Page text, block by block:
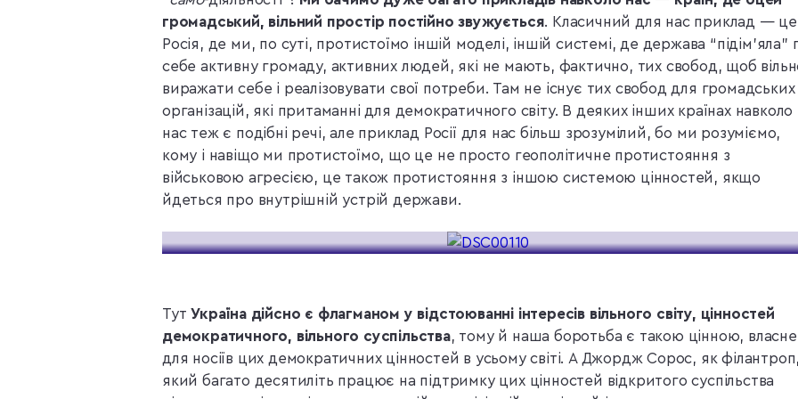
громадський, вільний простір постійно звужується. Класичний для нас приклад — це
Росія, де ми, по суті, протистоїмо іншій моделі, іншій системі, де держава “підім’яла”
себе активну громаду, активних людей, які не мають, фактично, тих свобод, щоб
виражати себе і реалізовувати свої потреби. Там не існує тих свобод для громадських
організацій, які притаманні для демократичного світу. В деяких інших країнах навколо
нас теж є подібні речі, але приклад Росії для нас більш зрозумілий, бо ми розуміємо,
кому і навіщо ми протистоїмо, що це не просто геополітичне протистояння з
військовою агресією, це також протистояння з іншою системою цінностей, якщо
йдеться про внутрішній устрій держави.
ТутУкраїна дійсно є флагманом у відстоюванні інтересів вільного світу, цінностей
демократичного, вільного суспільства, тому й наша боротьба є такою цінною,
для носіїв цих демократичних цінностей в усьому світі. А Джордж Сорос, як філантроп,
який багато десятиліть працює на підтримку цих цінностей відкритого суспільства